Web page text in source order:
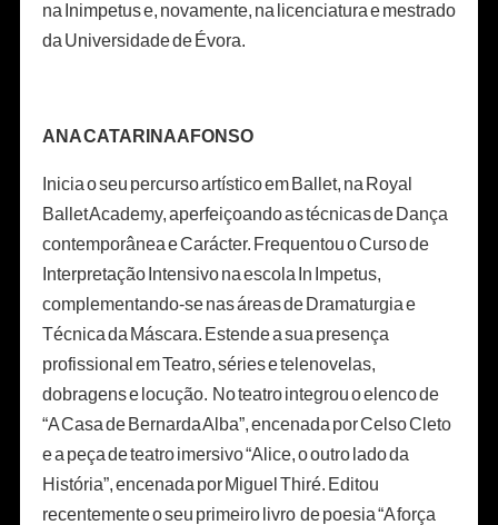
na Inimpetus e, novamente, na licenciatura e mestrado
da Universidade de Évora.
ANA CATARINA AFONSO
Inicia o seu percurso artístico em Ballet, na Royal
Ballet Academy, aperfeiçoando as técnicas de Dança
contemporânea e Carácter. Frequentou o Curso de
Interpretação Intensivo na escola In Impetus,
complementando-se nas áreas de Dramaturgia e
Técnica da Máscara. Estende a sua presença
profissional em Teatro, séries e telenovelas,
dobragens e locução. No teatro integrou o elenco de
“A Casa de Bernarda Alba”, encenada por Celso Cleto
e a peça de teatro imersivo “Alice, o outro lado da
História”, encenada por Miguel Thiré. Editou
recentemente o seu primeiro livro de poesia “A força